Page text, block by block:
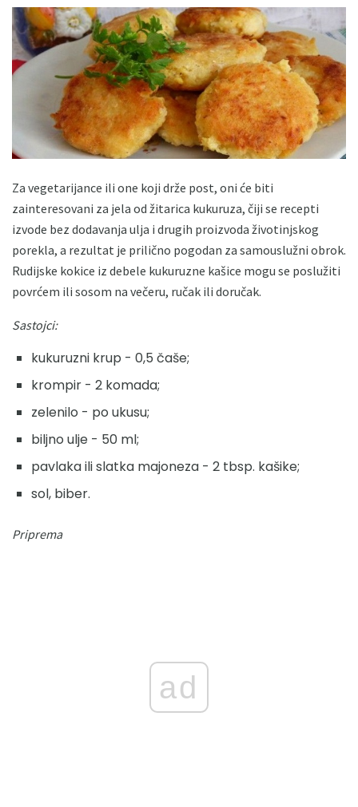
Za vegetarijance ili one koji drže post, oni će biti
zainteresovani za jela od žitarica kukuruza, čiji se recepti
izvode bez dodavanja ulja i drugih proizvoda životinjskog
porekla, a rezultat je prilično pogodan za samouslužni obrok.
Rudijske kokice iz debele kukuruzne kašice mogu se poslužiti
povrćem ili sosom na večeru, ručak ili doručak.
Sastojci:
kukuruzni krup - 0,5 čaše;
krompir - 2 komada;
zelenilo - po ukusu;
biljno ulje - 50 ml;
pavlaka ili slatka majoneza - 2 tbsp. kašike;
sol, biber.
Priprema
ad